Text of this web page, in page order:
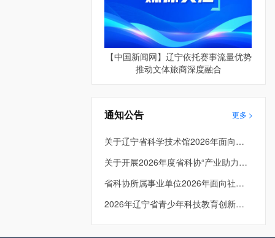
【中国新闻网】辽宁依托赛事流量优势
推动文体旅商深度融合
通知公告 更多 >
关于辽宁省科学技术馆2026年面向社会公开招聘进入面试考生总成绩及体检人员名单的公告
关于开展2026年度省科协“产业助力工程” 项目申报工作的通知
省科协所属事业单位2026年面向社会公开招聘工作人员面试公告
2026年辽宁省青少年科技教育创新成果大赛入围决赛项目公示